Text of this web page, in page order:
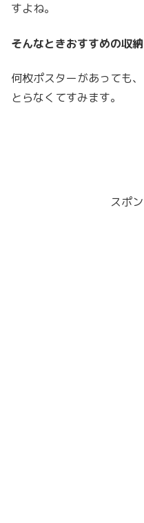
すよね。
そんなときおすすめの収
何枚ポスターがあっても
とらなくてすみます。
スポ